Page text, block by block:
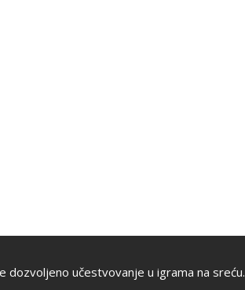
učestvovanje u igrama na sreću.